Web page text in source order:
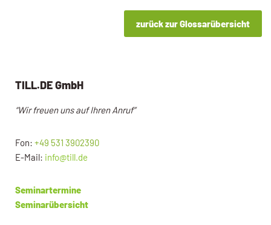
zurück zur Glossarübersicht
TILL.DE GmbH
“Wir freuen uns auf Ihren Anruf”
Fon: +49 531 3902390
E-Mail: info@till.de
Seminartermine
Seminarübersicht